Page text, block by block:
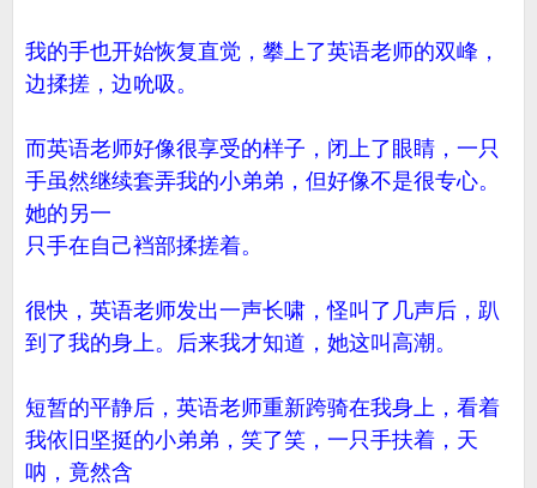
我的手也开始恢复直觉，攀上了英语老师的双峰，
边揉搓，边吮吸。
而英语老师好像很享受的样子，闭上了眼睛，一只
手虽然继续套弄我的小弟弟，但好像不是很专心。
她的另一
只手在自己裆部揉搓着。
很快，英语老师发出一声长啸，怪叫了几声后，趴
到了我的身上。后来我才知道，她这叫高潮。
短暂的平静后，英语老师重新跨骑在我身上，看着
我依旧坚挺的小弟弟，笑了笑，一只手扶着，天
呐，竟然含